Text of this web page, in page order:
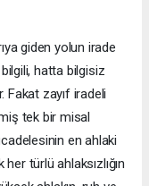
giden yolun irade
hatta bilgisiz
zayıf iradeli
tek bir misal
en ahlaki
türlü ahlaksızlığın